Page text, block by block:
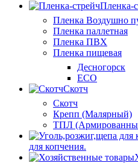
Пленка-
Пленка Воздушно
Пленка паллетная
Пленка ПВХ
Пленка пищевая
Десногорск
ECO
Скотч
Скотч
Крепп (Малярный)
ТПЛ
для копчения.